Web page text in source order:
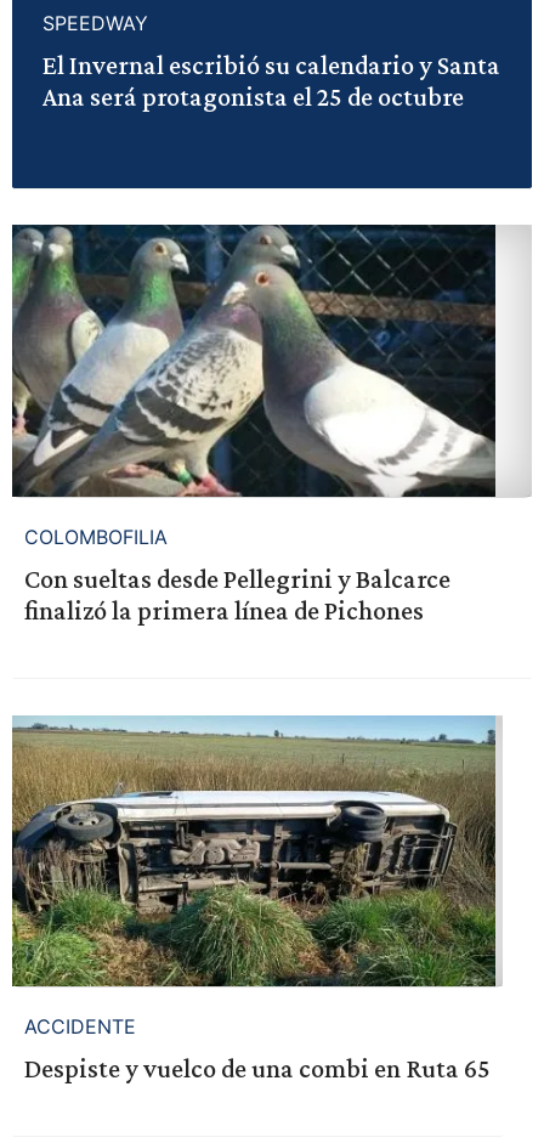
SPEEDWAY
El Invernal escribió su calendario y Santa
Ana será protagonista el 25 de octubre
COLOMBOFILIA
Con sueltas desde Pellegrini y Balcarce
finalizó la primera línea de Pichones
ACCIDENTE
Despiste y vuelco de una combi en Ruta 65